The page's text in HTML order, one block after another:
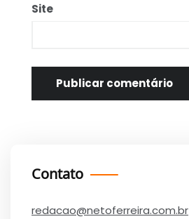
Site
Contato
redacao@netoferreira.com.br